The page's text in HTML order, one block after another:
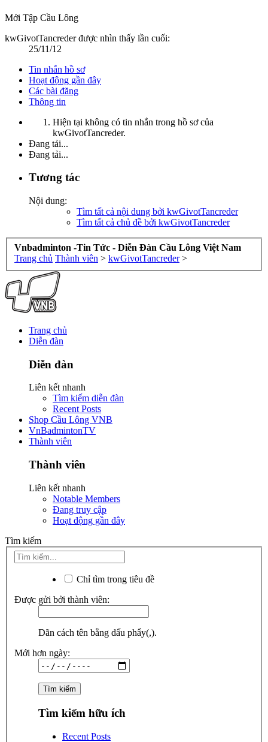
Mới Tập Cầu Lông
kwGivotTancreder được nhìn thấy lần cuối:
25/11/12
Tin nhắn hồ sơ
Hoạt động gần đây
Các bài đăng
Thông tin
Hiện tại không có tin nhắn trong hồ sơ của
kwGivotTancreder.
Đang tải...
Đang tải...
Tương tác
Nội dung:
Tìm tất cả nội dung bởi kwGivotTancreder
Tìm tất cả chủ đề bởi kwGivotTancreder
Vnbadminton -Tin Tức - Diễn Đàn Cầu Lông Việt Nam
Trang chủ Thành viên > kwGivotTancreder >
Trang chủ
Diễn đàn
Diễn đàn
Liên kết nhanh
Tìm kiếm diễn đàn
Recent Posts
Shop Cầu Lông VNB
VnBadmintonTV
Thành viên
Thành viên
Liên kết nhanh
Notable Members
Đang truy cập
Hoạt động gần đây
Tìm kiếm
Chỉ tìm trong tiêu đề
Được gửi bởi thành viên:
Dãn cách tên bằng dấu phẩy(,).
Mới hơn ngày:
Tìm kiếm hữu ích
Recent Posts